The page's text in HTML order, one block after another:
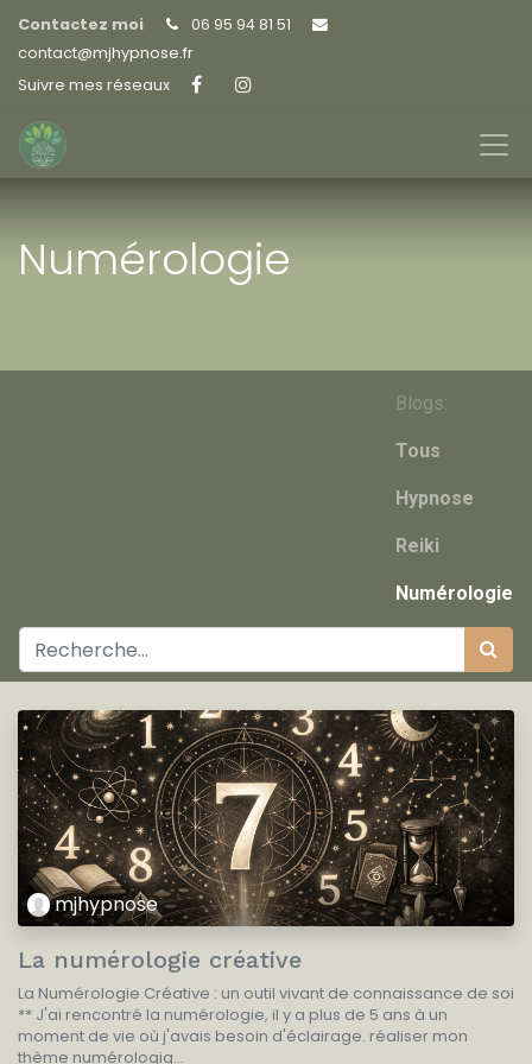
Contactez moi
06 95 94 81 51
contact@mjhypnose.fr
Suivre mes réseaux
Numérologie
Blogs:
Tous
Hypnose
Reiki
Numérologie
mjhypnose
La numérologie créative
La Numérologie Créative : un outil vivant de connaissance de soi
** J'ai rencontré la numérologie, il y a plus de 5 ans à un
moment de vie où j'avais besoin d'éclairage. réaliser mon
thème numérologiq...